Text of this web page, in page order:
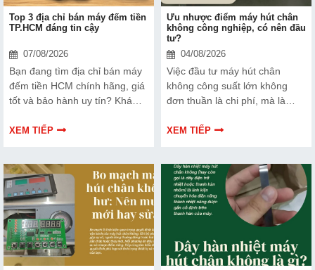
Top 3 địa chỉ bán máy đếm tiền
TP.HCM đáng tin cậy
07/08/2026
Bạn đang tìm địa chỉ bán máy
đếm tiền HCM chính hãng, giá
tốt và bảo hành uy tín? Khám
nhiều doanh nghiệp, cửa hàng
XEM TIẾP
Ưu nhược điểm máy hút chân
không công nghiệp, có nên đầu
tư?
04/08/2026
Việc đầu tư máy hút chân
không công suất lớn không
đơn thuần là chi phí, mà là
sản phẩm và nâng cao vị thế
điểm của thiết bị này để có
thêm thông tin và giúp bạn đưa
ra lựa chọn phù hợp, hiệu quả
hơn nhé!
XEM TIẾP